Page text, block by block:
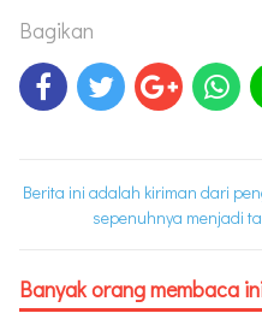
Bagikan
Berita ini adalah kiriman dari
sepenuhnya menjadi
Banyak orang membaca